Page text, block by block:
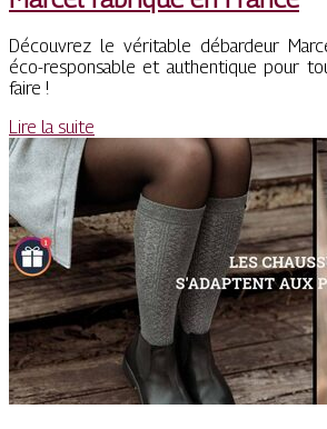
Découvrez le véritable débardeur
éco-responsable et authentique pour
faire !
Lire la suite